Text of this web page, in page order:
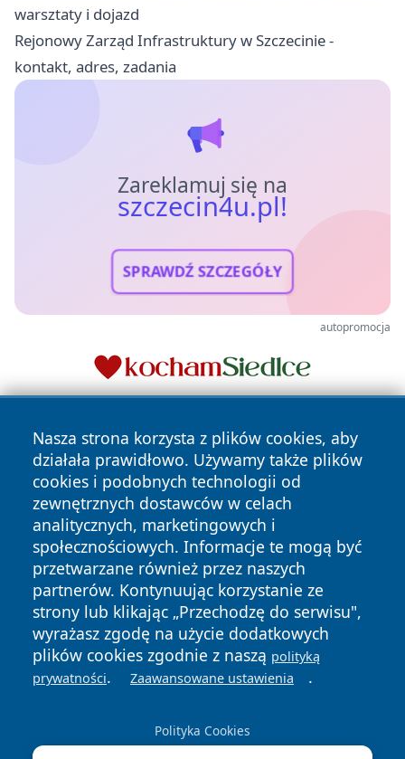
warsztaty i dojazd
Rejonowy Zarząd Infrastruktury w Szczecinie -
kontakt, adres, zadania
Zareklamuj się na
szczecin4u.pl!
SPRAWDŹ SZCZEGÓŁY
autopromocja
Nasza strona korzysta z plików cookies, aby
działała prawidłowo. Używamy także plików
cookies i podobnych technologii od
zewnętrznych dostawców w celach
analitycznych, marketingowych i
społecznościowych. Informacje te mogą być
przetwarzane również przez naszych
partnerów. Kontynuując korzystanie ze
strony lub klikając „Przechodzę do serwisu",
wyrażasz zgodę na użycie dodatkowych
plików cookies zgodnie z naszą polityką
prywatności. Zaawansowane ustawienia .
Polityka Cookies
Copyright © 2026 szczecin4u.pl Wszystkie prawa zastrzeżone.
News Autorzy
Polityka
Prywatności
Polityka
Cookies